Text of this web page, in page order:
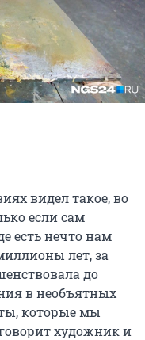
видел такое, во
если сам
есть нечто нам
лет, за
до
в необъятных
которые мы
художник и